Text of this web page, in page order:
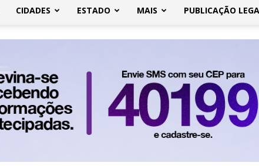
SC
CIDADES ESTADO MAIS PUBLICAÇÃO